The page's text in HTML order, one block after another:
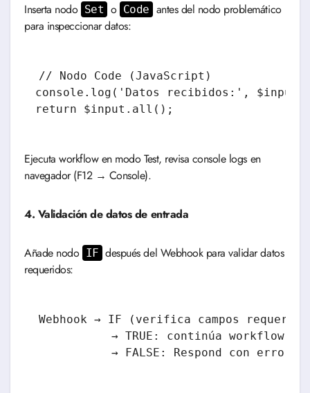
Inserta nodo Set o Code antes del nodo problemático
para inspeccionar datos:
// Nodo Code (JavaScript)
console.log('Datos recibidos:',
Ejecuta workflow en modo Test, revisa console logs en
navegador (F12 → Console).
4. Validación de datos de entrada
Añade nodo IF después del Webhook para validar datos
requeridos:
Webhook → IF (verifica campos
           → TRUE: continúa workflow